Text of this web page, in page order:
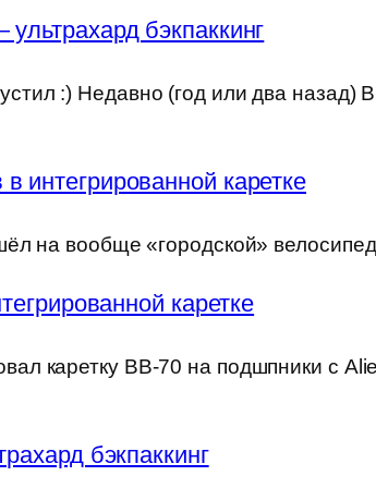
бэкпаккинг
:) Недавно (год или два назад)
интегрированной каретке
на вообще «городской»
каретке
каретку BB-70 на подшпники с
бэкпаккинг